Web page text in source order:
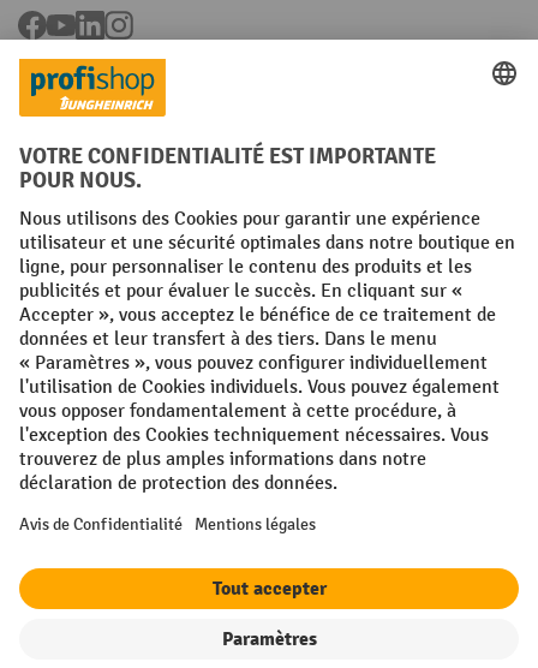
Facebook
YouTubeLinkedInInstagram
Langues
FR NL
Conditions générales Mentions légales
Protection des Données Politique de cookies
All prices excl. VAT plusshipping costsand possible delivery charges,
if not stated otherwise.
¹ La remise est valable jusqu'à épuisement des stocks. La remise ne
s'applique pas aux prix spéciaux. Il n'est pas possible de le combiner
avec d'autres réductions en pourcentage ou bons de réduction. | ² La
réduction sera accordée une seule fois lors de la première inscription
à la newsletter. Le code de réduction est valable pendant 10 jours et
nette minimale de 250,00 €. La réduction varie selon la catégorie de
produits et peut atteindre un maximum de 10 %. Les transpalettes
électriques, les gerbeurs électriques, les chariots élévateurs